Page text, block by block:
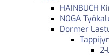
HAINBUCH
NOGA
Dormer
2-